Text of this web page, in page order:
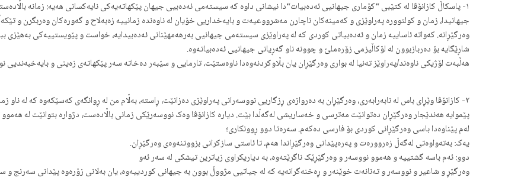
۱- پاسکاڵ کازانۆڤا لە کتێبی “کۆماری جیهانیی ئەدەبیات“دا نیشانی داوه کە سیستەمی ئەدەبیی جیهان پێکهاتەیەکی نایەکسانی ھەیە: زمانە
جیهانیدا، زمان و کولتوورە پەراوێزی و که‌مینه‌کان ناچارن مه‌شرووعیه‌ت و بایه‌خداریی خۆیان لە ناوەندە زمانییە زه‌به‌لاح و گەورەکان وەربگرن و
وەرگێڕانە. که‌واته ئاساییە زمان و ئەدەبیاتی کوردی کە لە پەراوێزی سیستەمی جیهانیی بەرهەمهێنانی ئەدەبیدایە، خواست و پێویستییەکی بەهێزی
شاڕێگایە بۆ دەربازبوون لە لۆکاڵیزمی زۆرەملێ و چوونە ناو گه‌ڕیانی جیهانیی ئەده‌بیاته‌وه.
هه‌ڵبەت لۆژیکی ناوەند/په‌راوێز تەنیا لە بواری وەرگێڕان یان بڵاوکردنەوەدا ناوه‌ستێت، تارمایی و سێبەر دەخاتە سەر پێکهاتەی زه‌ینی و
٢- کازانۆڤا وێڕای باس له نابه‌رابه‌ری، وەرگێڕان به ده‌روازه‌ی ڕزگاریی نووسەرانی پەراوێزی دەزانێت، ڕاسته، بەڵام من لە ڕوانگەی کەسێکەوە کە لە ناو
پێموایە هه‌ندێجار وه‌رگێڕان ده‌توانێت مه‌ترسی و خه‌ساریشی له‌گه‌ڵدا بێت. دیاره کازانۆڤا وەک نووسه‌رێکی زمانی باڵاده‌ست، دژواره بتوانێت له
له‌م پێناوه‌دا باسی وەرگێڕانی کوردی بۆ فارسی ده‌که‌م. سەرەتا دوو ڕوونکاری؛
یه‌ک: به‌ته‌واوه‌تی له‌گه‌ڵ زەرووره‌ت و پەرەپێدانی وەرگێڕاندا هه‌م، تا ئاستی سازکرانی بزووتنه‌وه‌ی وه‌رگێڕان.
دوو: ئەم باسه گشتییه و هه‌موو نووسه‌ر و وه‌رگێڕێک ناگرێته‌وه، به دیاریکراوی زیاترین تیشکی له سه‌ر ئەو
وەرگێڕ و شاعیر و نووسه‌ر و ته‌نانه‌ت خوێنەر و ڕەخنه‌گرانه‌یه کە له جیاتیی مژووڵ بوون به جیهانی کوردییه‌وه، یان‌ بەلانی زۆرەوە پێدانی سه‌رنج